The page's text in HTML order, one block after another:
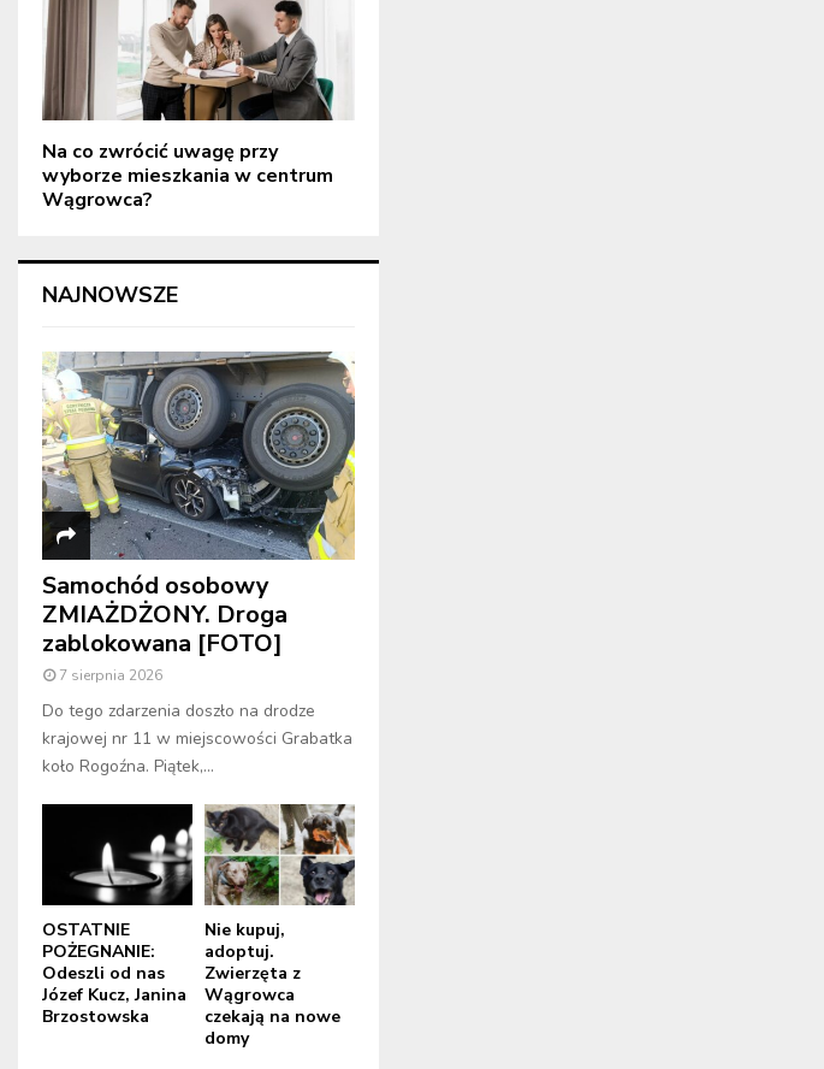
Na co zwrócić uwagę przy
wyborze mieszkania w centrum
Wągrowca?
NAJNOWSZE
Samochód osobowy
ZMIAŻDŻONY. Droga
zablokowana [FOTO]
7 sierpnia 2026
Do tego zdarzenia doszło na drodze
krajowej nr 11 w miejscowości Grabatka
koło Rogoźna. Piątek,...
OSTATNIE
POŻEGNANIE:
Odeszli od nas
Józef Kucz, Janina
Brzostowska
Nie kupuj,
adoptuj.
Zwierzęta z
Wągrowca
czekają na nowe
domy